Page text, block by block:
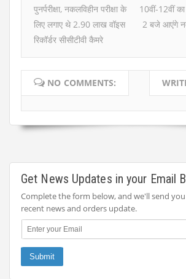
पुनर्परीक्षा, नकलविहीन परीक्षा के
लिए लगाए थे 2.90 लाख वॉइस
रिकॉर्डर सीसीटीवी कैमरे
10वीं-12वीं
2 बजे आएंगे
NO COMMENTS:
Get News Updates in your Email
Complete the form below, and we'll send
recent news and orders update.